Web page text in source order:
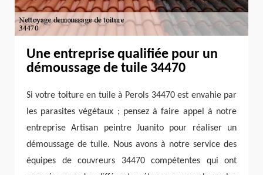
Une entreprise qualifiée pour un
démoussage de tuile 34470
Si votre toiture en tuile à Perols 34470 est envahie par
les parasites végétaux ; pensez à faire appel à notre
entreprise Artisan peintre Juanito pour réaliser un
démoussage de tuile. Nous avons à notre service des
équipes de couvreurs 34470 compétentes qui ont